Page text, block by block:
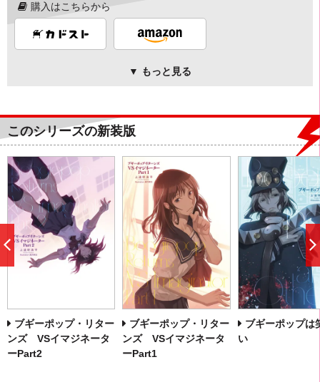
購入はこちらから
▼ もっと見る
このシリーズの新装版
ブギーポップ・リター
ンズ VSイマジネータ
ーPart2
ブギーポップ・リター
ンズ VSイマジネータ
ーPart1
ブギーポップは
い